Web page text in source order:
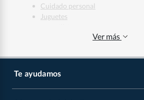
Cuidado personal
Juguetes
Jeans Mujer
Regalos de Navidad
Regalos de Navidad para Niños
Regalos de Navidad para Mujeres
Ver más
Te ayudamos